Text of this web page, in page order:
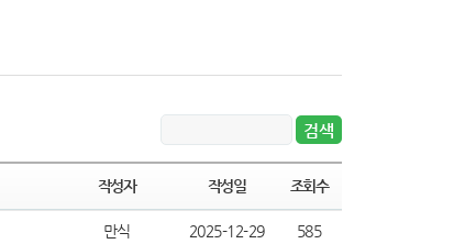
작성자 작성일 조회수
만식 2025-12-29 585